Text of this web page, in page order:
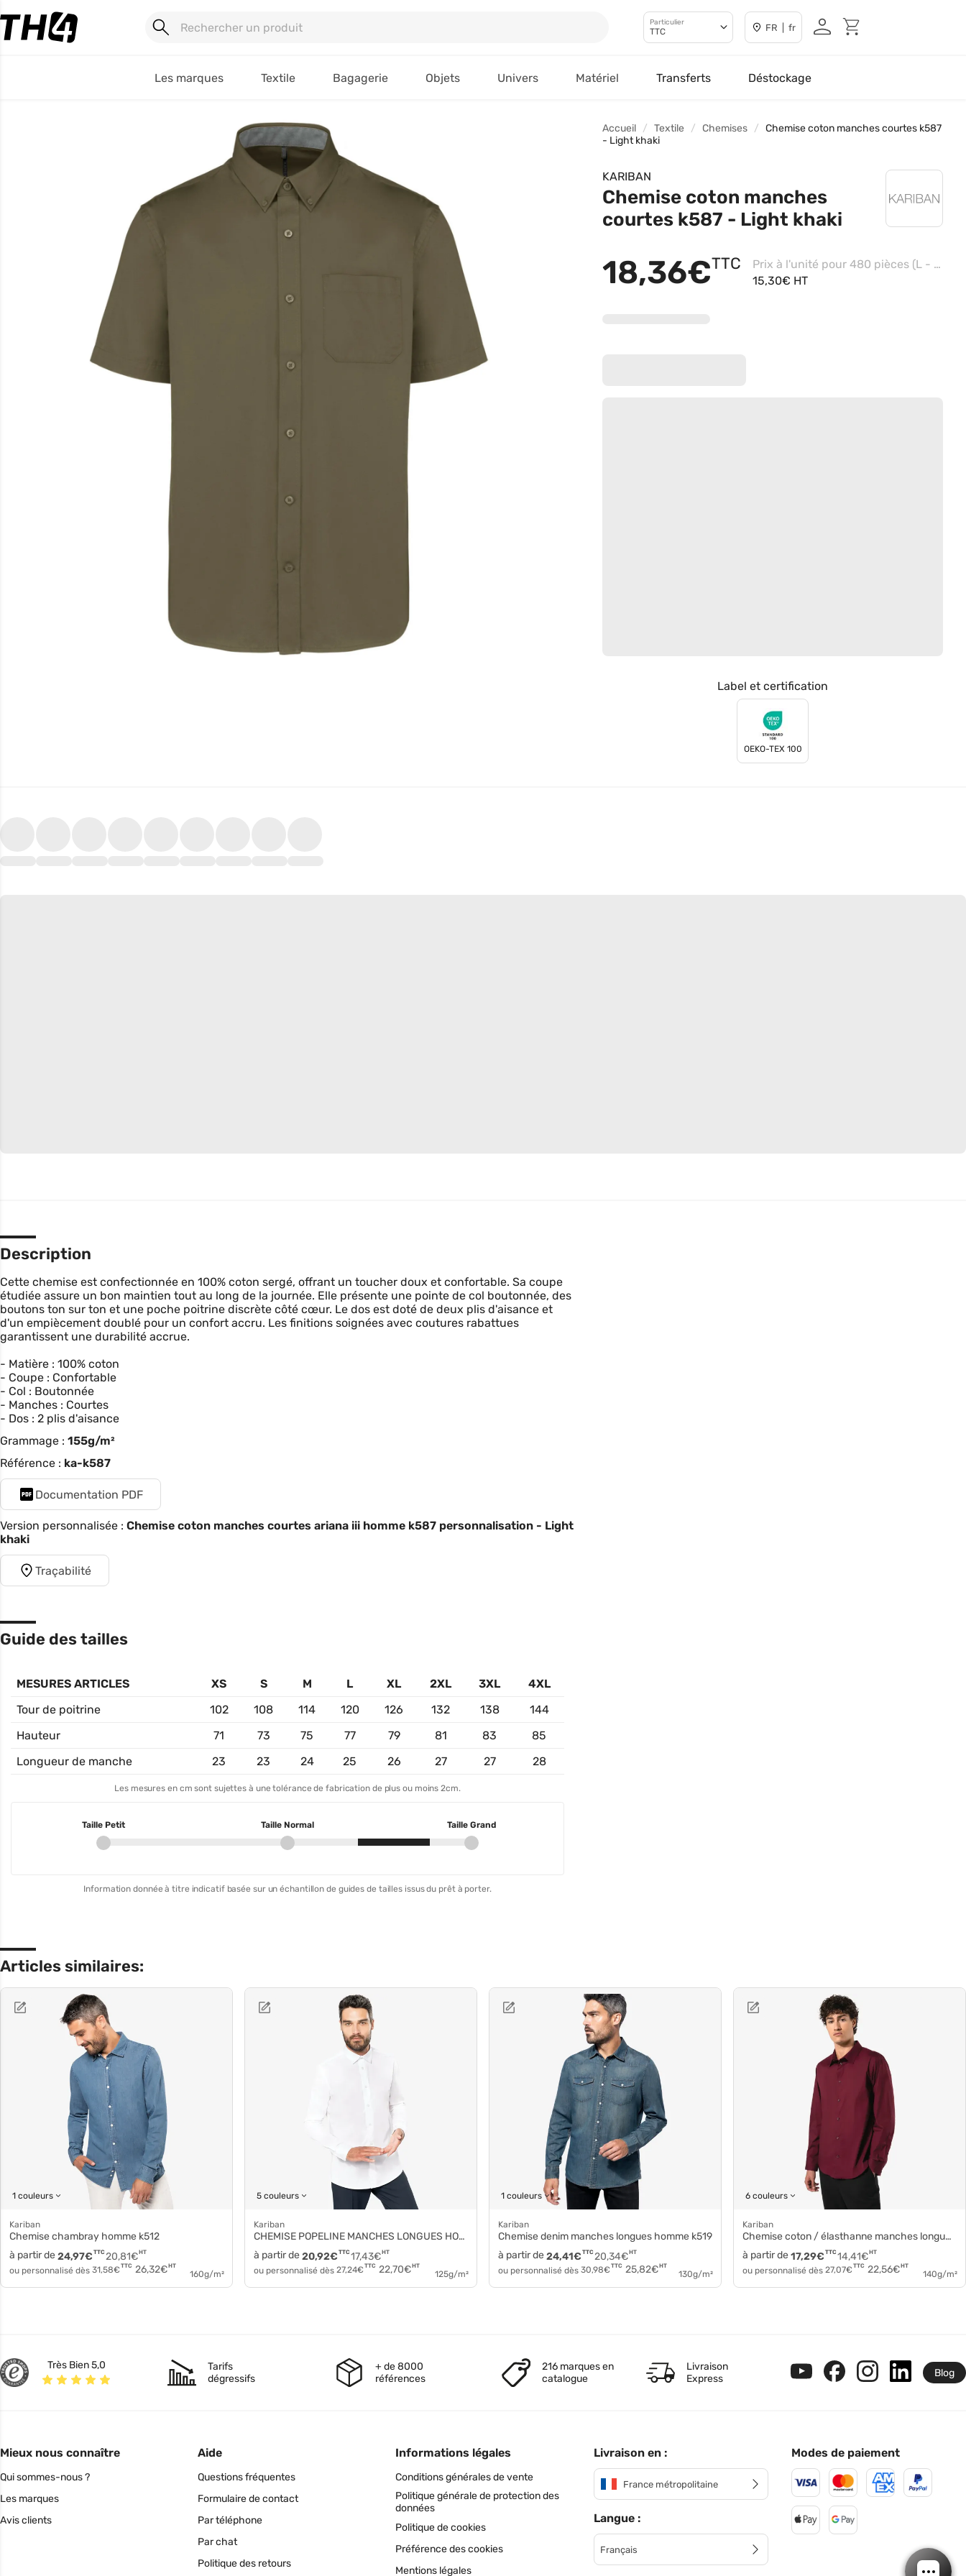
Particulier
TTC FR | fr
Les marques Textile Bagagerie Objets Univers Matériel Transferts Déstockage
Accueil Textile Chemises
Chemise coton manches courtes k587
- Light khaki
KARIBAN
Chemise coton manches
courtes k587 - Light khaki
18,36€TTC
Prix à l'unité pour 480 pièces (L - White)
15,30€ HT
Label et certification
OEKO-TEX 100
Description
Cette chemise est confectionnée en 100% coton sergé, offrant un toucher doux et confortable. Sa coupe
étudiée assure un bon maintien tout au long de la journée. Elle présente une pointe de col boutonnée, des
boutons ton sur ton et une poche poitrine discrète côté cœur. Le dos est doté de deux plis d'aisance et
d'un empiècement doublé pour un confort accru. Les finitions soignées avec coutures rabattues
garantissent une durabilité accrue.
- Matière : 100% coton
- Coupe : Confortable
- Col : Boutonnée
- Manches : Courtes
- Dos : 2 plis d'aisance
Grammage : 155g/m²
Référence : ka-k587
Documentation PDF
Version personnalisée : Chemise coton manches courtes ariana iii homme k587 personnalisation - Light
khaki
Traçabilité
Guide des tailles
MESURES ARTICLES XS S M L XL 2XL 3XL
4XL
Tour de poitrine
102 108 114 120 126 132 138
144
Hauteur
71 73 75 77 79 81 83
85
Longueur de manche
23 23 24 25 26 27 27 28
Les mesures en cm sont sujettes à une tolérance de fabrication de plus ou moins 2cm.
Taille Petit Taille Normal Taille Grand
Information donnée à titre indicatif basée sur un échantillon de guides de tailles issus du prêt à porter.
Articles similaires:
1 couleurs
Kariban
Chemise chambray homme k512
à partir de
20,81€HT
24,97€ TTC
ou personnalisé dès 31,58€ TTC 26,32€HT
160g/m²
5 couleurs
Kariban
CHEMISE POPELINE MANCHES LONGUES HOMME k513
à partir de
17,43€HT
20,92€ TTC
ou personnalisé dès 27,24€ TTC 22,70€HT
125g/m²
1 couleurs
Kariban
Chemise denim manches longues homme k519
à partir de
20,34€HT
24,41€ TTC
ou personnalisé dès 30,98€ TTC 25,82€HT
130g/m²
6 couleurs
Kariban
Chemise coton / élasthanne manches longues homme k529
à partir de
14,41€HT
17,29€ TTC
ou personnalisé dès 27,07€ TTC 22,56€HT
140g/m²
Très Bien 5,0
Tarifs
dégressifs
+ de 8000
références
216 marques en
catalogue
Livraison
Express
Blog
Mieux nous connaître
Qui sommes-nous ?
Les marques
Avis clients
Aide
Questions fréquentes
Formulaire de contact
Par téléphone
Par chat
Politique des retours
Informations légales
Conditions générales de vente
Politique générale de protection des
données
Politique de cookies
Préférence des cookies
Mentions légales
Livraison en :
France métropolitaine
Langue :
Français
Modes de paiement